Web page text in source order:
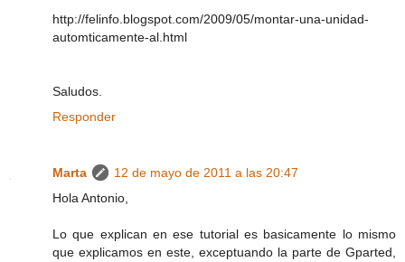
http://felinfo.blogspot.com/2009/05/montar-una-unidad-
automticamente-al.html
Saludos.
Responder
Marta
12 de mayo de 2011 a las 20:47
Hola Antonio,
Lo que explican en ese tutorial es basicamente lo mismo
que explicamos en este, exceptuando la parte de Gparted,